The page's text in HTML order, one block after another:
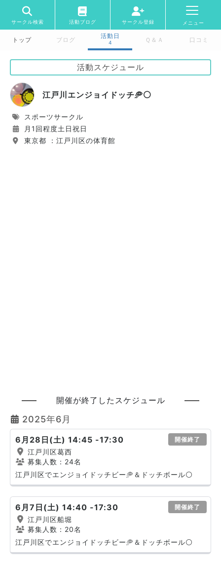
サークル検索 活動ブログ サークル登録 メニュー
トップ ブログ
活動日
4 Ｑ＆Ａ 口コミ
活動スケジュール
江戸川エンジョイドッチ🥏⚪️
スポーツサークル
月1回程度土日祝日
東京都 ：江戸川区の体育館
開催が終了したスケジュール
2025年6月
6月28日(土) 14:45 -17:30 開催終了
江戸川区葛西
募集人数：24名
江戸川区でエンジョイドッチビー🥏＆ドッチボール⚪️
6月7日(土) 14:40 -17:30 開催終了
江戸川区船堀
募集人数：20名
江戸川区でエンジョイドッチビー🥏＆ドッチボール⚪️